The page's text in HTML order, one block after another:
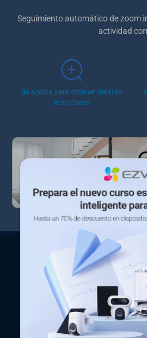
Seguimiento automático de zoom
actividad
Se acerca para obtener detalles
más claros
Vive la noche
A diferencia de la visión
reproduce escenas en un
nocturna en color del H6c
sorprendentes